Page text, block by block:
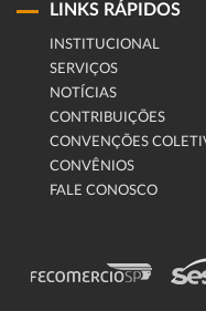
LINKS RÁPIDOS
INSTITUCIONAL
SERVIÇOS
NOTÍCIAS
CONTRIBUIÇÕES
CONVENÇÕES
CONVÊNIOS
FALE CONOSCO